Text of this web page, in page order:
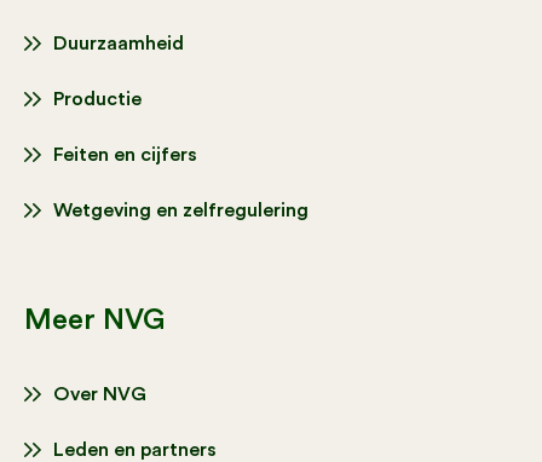
Duurzaamheid
Productie
Feiten en cijfers
Wetgeving en zelfregulering
Meer NVG
Over NVG
Leden en partners